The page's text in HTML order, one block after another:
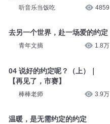
听音乐当饭吃 4859
去另一个世界，赴一场爱的约定
青年文摘 1.8万
04 说好的约定呢？（上）｜
【再见了，市赛】
棒棒老师 3.9万
温暖，是无需约定的约定